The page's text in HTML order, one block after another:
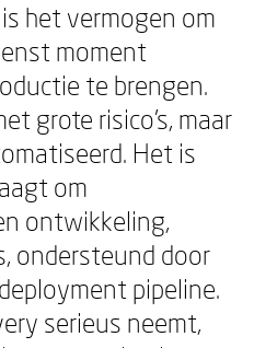
het vermogen om
moment
te brengen.
grote risico's, maar
Het is
om
ontwikkeling,
ondersteund door
pipeline.
serieus neemt,